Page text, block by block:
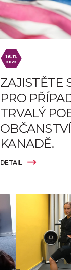
DETAIL
16. 11.
2022
ZAJISTĚTE
PRO
TRVALÝ
KANADĚ.